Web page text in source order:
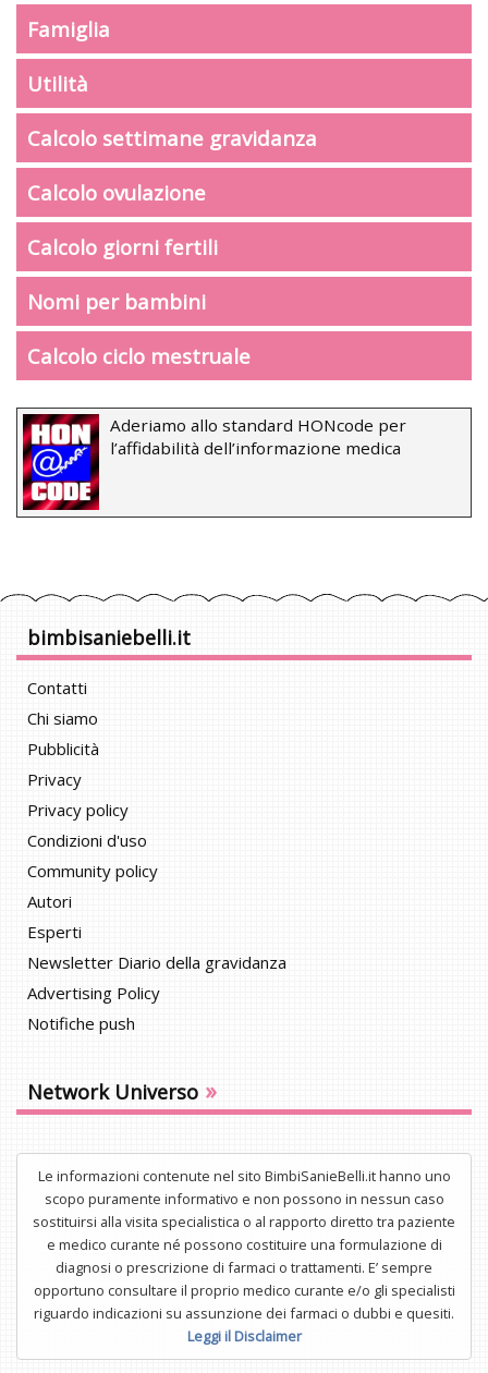
Famiglia
Utilità
Calcolo settimane gravidanza
Calcolo ovulazione
Calcolo giorni fertili
Nomi per bambini
Calcolo ciclo mestruale
Aderiamo allo standard HONcode per
l’affidabilità dell’informazione medica
bimbisaniebelli.it
Contatti
Chi siamo
Pubblicità
Privacy
Privacy policy
Condizioni d'uso
Community policy
Autori
Esperti
Newsletter Diario della gravidanza
Advertising Policy
Notifiche push
Network Universo »
Le informazioni contenute nel sito BimbiSanieBelli.it hanno uno
scopo puramente informativo e non possono in nessun caso
sostituirsi alla visita specialistica o al rapporto diretto tra paziente
e medico curante né possono costituire una formulazione di
diagnosi o prescrizione di farmaci o trattamenti. E’ sempre
opportuno consultare il proprio medico curante e/o gli specialisti
riguardo indicazioni su assunzione dei farmaci o dubbi e quesiti.
Leggi il Disclaimer